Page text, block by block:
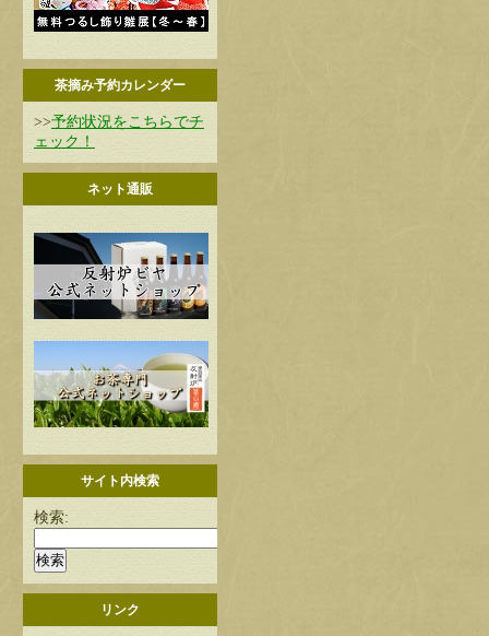
茶摘み予約カレンダー
>>予約状況をこちらでチ
ェック！
ネット通販
サイト内検索
検索:
リンク